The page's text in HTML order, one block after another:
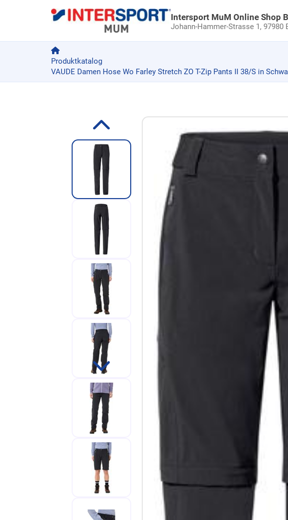
Intersport MuM Online Shop
Johann-Hammer-Strasse 1,97980
Produktkatalog
VAUDE Damen Hose Wo Farley Stretch ZO T-Zip Pants II 38/S in
Zur Produktbeschreibung springen